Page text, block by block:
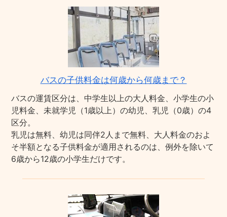
バスの子供料金は何歳から何歳まで？
バスの運賃区分は、中学生以上の大人料金、小学生の小
児料金、未就学児（1歳以上）の幼児、乳児（0歳）の4
区分。
乳児は無料、幼児は同伴2人まで無料、大人料金のおよ
そ半額となる子供料金が適用されるのは、例外を除いて
6歳から12歳の小学生だけです。